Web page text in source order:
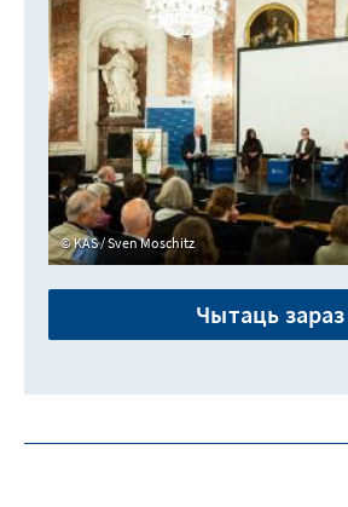
KAS / Sven Moschitz
Чытаць зараз